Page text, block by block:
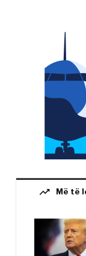
trending_up Më të